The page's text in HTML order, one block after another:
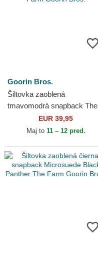
Goorin Bros.
Šiltovka zaoblená
tmavomodrá snapback The
Panther Global Core Denim
The Farm Goorin Bros.
EUR 39,95
Maj to 11 – 12 pred.